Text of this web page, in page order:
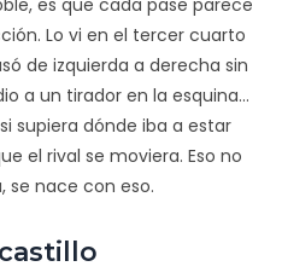
Lo vi en el tercer cuarto
de izquierda a derecha sin
a un tirador en la esquina...
supiera dónde iba a estar
el rival se moviera. Eso no
se nace con eso.